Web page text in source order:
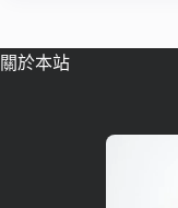
關於本站